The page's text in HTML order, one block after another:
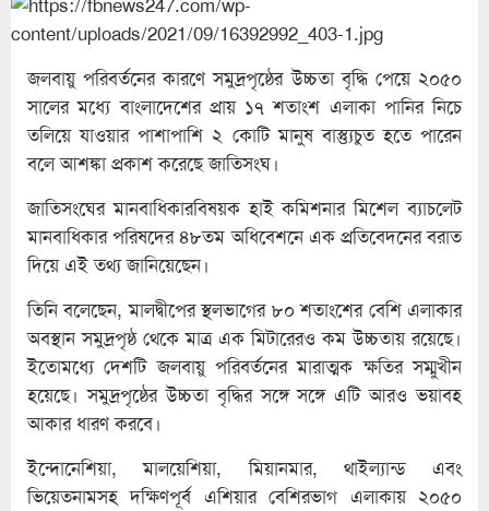
জলবায়ু পরিবর্তনের কারণে সমুদ্রপৃষ্ঠের উচ্চতা বৃদ্ধি পেয়ে ২০৫০
সালের মধ্যে বাংলাদেশের প্রায় ১৭ শতাংশ এলাকা পানির নিচে
তলিয়ে যাওয়ার পাশাপাশি ২ কোটি মানুষ বাস্ত্যুচুত হতে পারেন
বলে আশঙ্কা প্রকাশ করেছে জাতিসংঘ।
জাতিসংঘের মানবাধিকারবিষয়ক হাই কমিশনার মিশেল ব্যাচলেট
মানবাধিকার পরিষদের ৪৮তম অধিবেশনে এক প্রতিবেদনের বরাত
দিয়ে এই তথ্য জানিয়েছেন।
তিনি বলেছেন, মালদ্বীপের স্থলভাগের ৮০ শতাংশের বেশি এলাকার
অবস্থান সমুদ্রপৃষ্ঠ থেকে মাত্র এক মিটারেরও কম উচ্চতায় রয়েছে।
ইতোমধ্যে দেশটি জলবায়ু পরিবর্তনের মারাত্মক ক্ষতির সম্মুখীন
হয়েছে। সমুদ্রপৃষ্ঠের উচ্চতা বৃদ্ধির সঙ্গে সঙ্গে এটি আরও ভয়াবহ
আকার ধারণ করবে।
ইন্দোনেশিয়া, মালয়েশিয়া, মিয়ানমার, থাইল্যান্ড এবং
ভিয়েতনামসহ দক্ষিণপূর্ব এশিয়ার বেশিরভাগ এলাকায় ২০৫০